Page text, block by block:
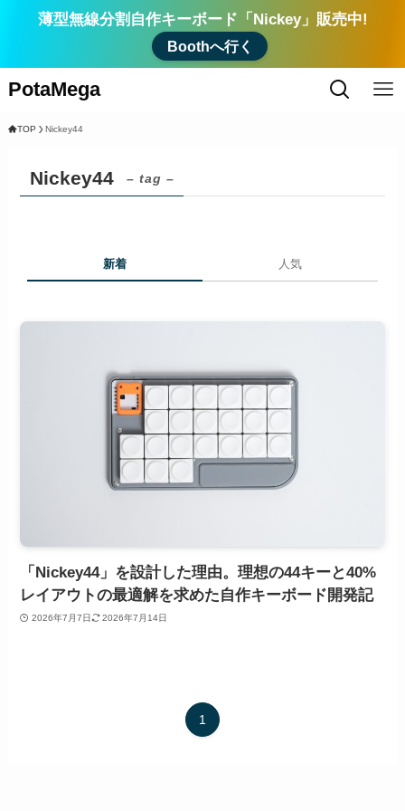
薄型無線分割自作キーボード「Nickey」販売中!
Boothへ行く
PotaMega
TOP Nickey44
Nickey44 – tag –
新着 人気
「Nickey44」を設計した理由。理想の44キーと40%
レイアウトの最適解を求めた自作キーボード開発記
2026年7月7日 2026年7月14日
1